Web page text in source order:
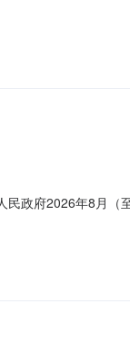
政府2026年8月（
勘察、设计、施工